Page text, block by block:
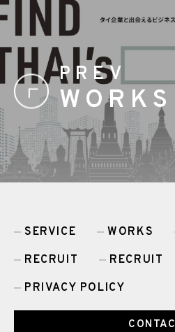
PREV
WORKS
SERVICE WORKS
RECRUIT
RECRUIT
PRIVACY POLICY